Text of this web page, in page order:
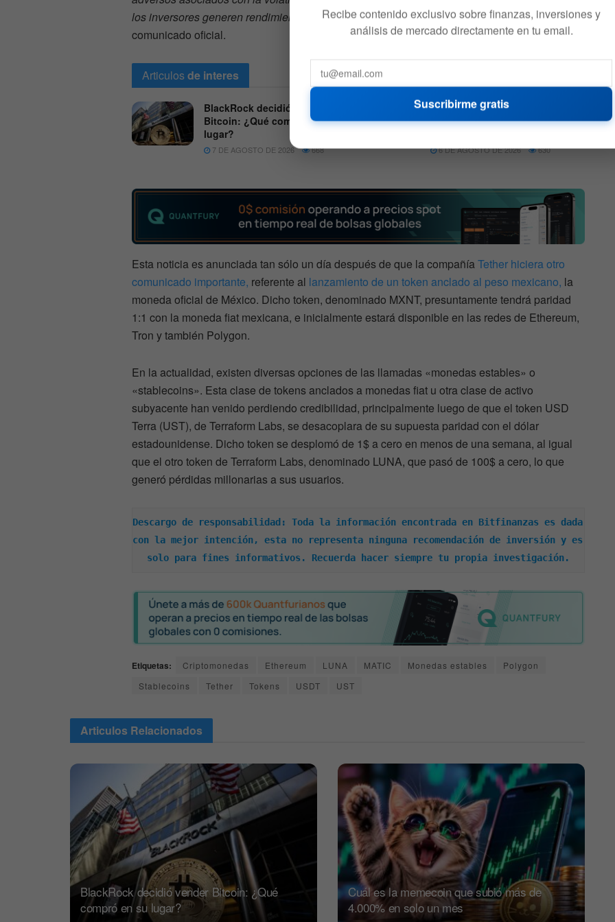
los inversores generen rendimiento y entren y salgan de la red»,aseveraron en el
comunicado oficial.
Articulosde interes
BlackRock decidió vender
Bitcoin: ¿Qué compró en su
lugar?
7 DE AGOSTO DE 2026 668
Cuál es la memecoin que
subió más de 4.000% en
6 DE AGOSTO DE 2026 630
Esta noticia es anunciada tan sólo un día después de que la compañíaTether hiciera otro
comunicado importante, referente al lanzamiento de un token anclado al peso mexicano, la
moneda oficial de México. Dicho token, denominado MXNT, presuntamente tendrá paridad
1:1 con la moneda fiat mexicana, e inicialmente estará disponible en las redes de Ethereum,
Tron y también Polygon.
En la actualidad, existen diversas opciones de las llamadas «monedas estables» o
«stablecoins». Esta clase de tokens anclados a monedas fiat u otra clase de activo
subyacente han venido perdiendo credibilidad, principalmente luego de que el token USD
Terra (UST), de Terraform Labs, se desacoplara de su supuesta paridad con el dólar
estadounidense. Dicho token se desplomó de 1$ a cero en menos de una semana, al igual
que el otro token de Terraform Labs, denominado LUNA, que pasó de 100$ a cero, lo que
generó pérdidas millonarias a sus usuarios.
Descargo de responsabilidad: Toda la información encontrada en Bitfinanzas es dada
con la mejor intención, esta no representa ninguna recomendación de inversión y es
solo para fines informativos. Recuerda hacer siempre tu propia investigación.
Etiquetas: Criptomonedas Ethereum LUNA MATIC Monedas estables
Polygon
Stablecoins
Tether Tokens USDT UST
Articulos Relacionados
BlackRock decidió vender Bitcoin: ¿Qué
compró en su lugar?
Cuál es la memecoin que subió más de
4.000% en solo un mes
Recibe contenido exclusivo sobre finanzas, inversiones y
análisis de mercado directamente en tu email.
Suscribirme gratis